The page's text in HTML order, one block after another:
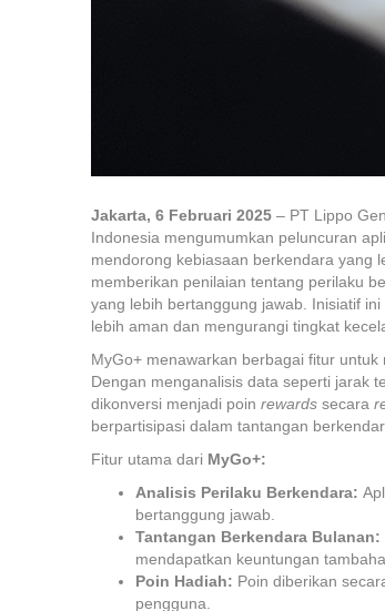
Jakarta, 6 Februari 2025 – PT Lippo
Indonesia mengumumkan peluncuran
mendorong kebiasaan berkendara yang
memberikan penilaian tentang perilaku
yang lebih bertanggung jawab. Inisiatif
lebih aman dan mengurangi tingkat
MyGo+ menawarkan berbagai fitur
Dengan menganalisis data seperti jarak
dikonversi menjadi poin rewards secara
berpartisipasi dalam tantangan
Fitur utama dari MyGo+:
Analisis Perilaku Berkendara:
bertanggung jawab.
Tantangan Berkendara Bulanan:
mendapatkan keuntungan
Poin Hadiah: Poin diberikan
pengguna.